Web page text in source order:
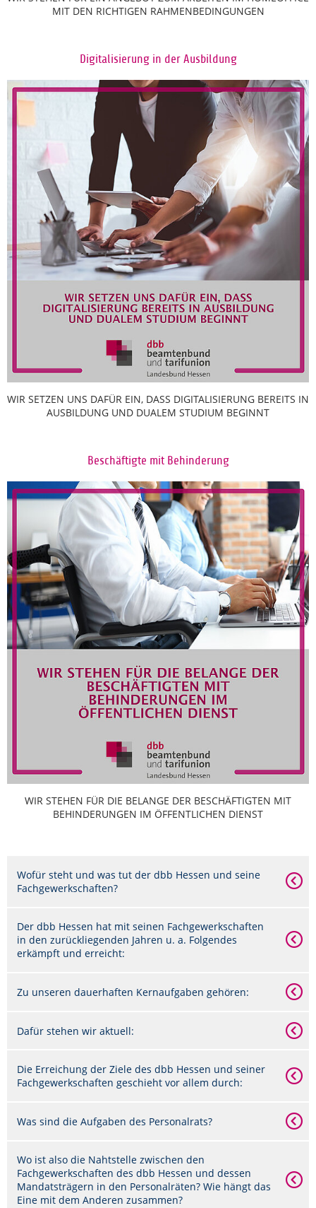
MIT DEN RICHTIGEN RAHMENBEDINGUNGEN
Digitalisierung in der Ausbildung
WIR SETZEN UNS DAFÜR EIN, DASS DIGITALISIERUNG BEREITS IN
AUSBILDUNG UND DUALEM STUDIUM BEGINNT
Beschäftigte mit Behinderung
WIR STEHEN FÜR DIE BELANGE DER BESCHÄFTIGTEN MIT
BEHINDERUNGEN IM ÖFFENTLICHEN DIENST
Wofür steht und was tut der dbb Hessen und seine
Fachgewerkschaften?
Der dbb Hessen hat mit seinen Fachgewerkschaften
in den zurückliegenden Jahren u. a. Folgendes
erkämpft und erreicht:
Zu unseren dauerhaften Kernaufgaben gehören:
Dafür stehen wir aktuell:
Die Erreichung der Ziele des dbb Hessen und seiner
Fachgewerkschaften geschieht vor allem durch:
Was sind die Aufgaben des Personalrats?
Wo ist also die Nahtstelle zwischen den
Fachgewerkschaften des dbb Hessen und dessen
Mandatsträgern in den Personalräten? Wie hängt das
Eine mit dem Anderen zusammen?